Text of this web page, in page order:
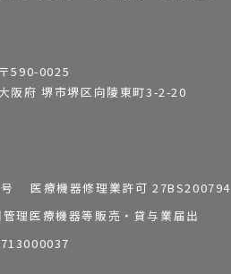
〒590-0025
阪府 堺市堺区向陵東町3-2-20
医療機器修理業許可 27BS200794
医療機器等販売・貸与業届出